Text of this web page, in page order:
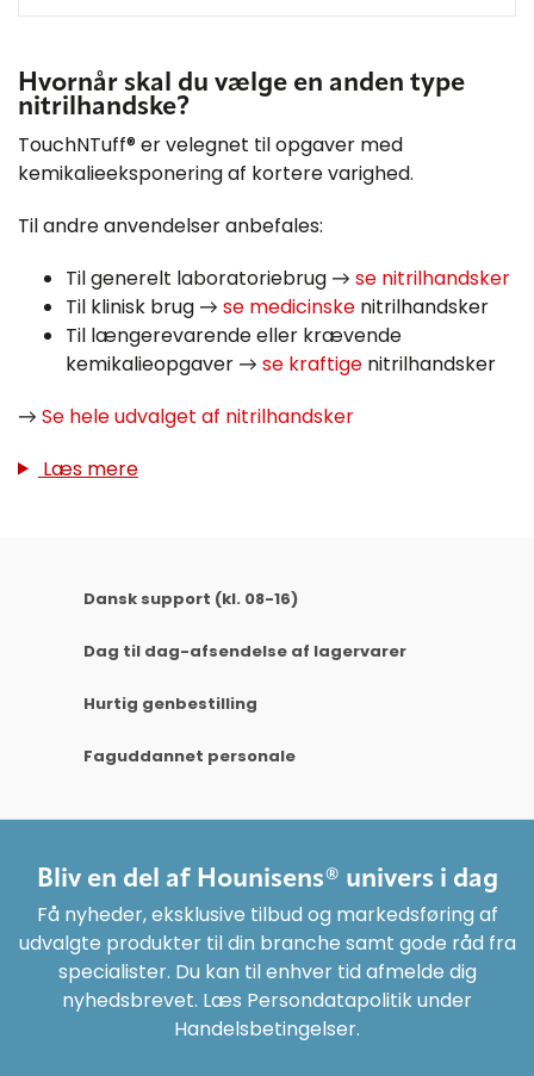
Hvornår skal du vælge en anden type
nitrilhandske?
TouchNTuff® er velegnet til opgaver med
kemikalieeksponering af kortere varighed.
Til andre anvendelser anbefales:
Til generelt laboratoriebrug → se nitrilhandsker
Til klinisk brug → se medicinske nitrilhandsker
Til længerevarende eller krævende
kemikalieopgaver → se kraftige nitrilhandsker
→ Se hele udvalget af nitrilhandsker
Læs mere
Dansk support (kl. 08-16)
Dag til dag-afsendelse af lagervarer
Hurtig genbestilling
Faguddannet personale
Bliv en del af Hounisens® univers i dag
Få nyheder, eksklusive tilbud og markedsføring af
udvalgte produkter til din branche samt gode råd fra
specialister. Du kan til enhver tid afmelde dig
nyhedsbrevet. Læs Persondatapolitik under
Handelsbetingelser.